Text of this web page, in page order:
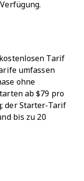
Tarif
umfassen
ohne
ab $79 pro
der Starter-Tarif
bis zu 20